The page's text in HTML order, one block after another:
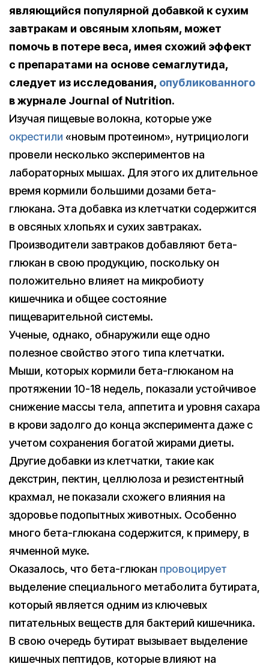
являющийся популярной добавкой к сухим
завтракам и овсяным хлопьям, может
помочь в потере веса, имея схожий эффект
с препаратами на основе семаглутида,
следует из исследования, опубликованного
в журнале Journal of Nutrition.
Изучая пищевые волокна, которые уже
окрестили «новым протеином», нутрициологи
провели несколько экспериментов на
лабораторных мышах. Для этого их длительное
время кормили большими дозами бета-
глюкана. Эта добавка из клетчатки содержится
в овсяных хлопьях и сухих завтраках.
Производители завтраков добавляют бета-
глюкан в свою продукцию, поскольку он
положительно влияет на микробиоту
кишечника и общее состояние
пищеварительной системы.
Ученые, однако, обнаружили еще одно
полезное свойство этого типа клетчатки.
Мыши, которых кормили бета-глюканом на
протяжении 10-18 недель, показали устойчивое
снижение массы тела, аппетита и уровня сахара
в крови задолго до конца эксперимента даже с
учетом сохранения богатой жирами диеты.
Другие добавки из клетчатки, такие как
декстрин, пектин, целлюлоза и резистентный
крахмал, не показали схожего влияния на
здоровье подопытных животных. Особенно
много бета-глюкана содержится, к примеру, в
ячменной муке.
Оказалось, что бета-глюкан провоцирует
выделение специального метаболита бутирата,
который является одним из ключевых
питательных веществ для бактерий кишечника.
В свою очередь бутират вызывает выделение
кишечных пептидов, которые влияют на